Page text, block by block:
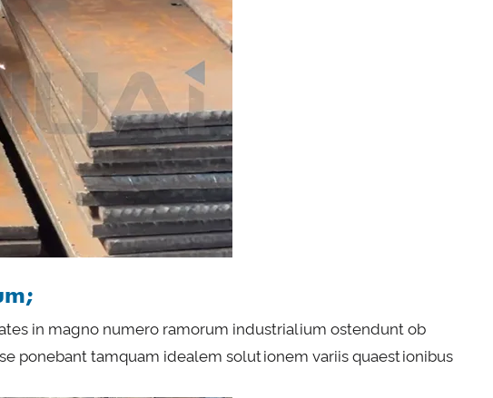
in magno numero ramorum industrialium ostendunt ob
ponebant tamquam idealem solutionem variis quaestionibus